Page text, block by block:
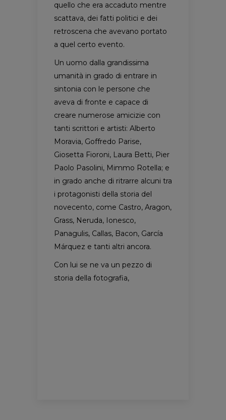
quello che era accaduto mentre
scattava, dei fatti politici e dei
retroscena che avevano portato
a quel certo evento.
Un uomo dalla grandissima
umanità in grado di entrare in
sintonia con le persone che
aveva di fronte e capace di
creare numerose amicizie con
tanti scrittori e artisti: Alberto
Moravia, Goffredo Parise,
Giosetta Fioroni, Laura Betti, Pier
Paolo Pasolini, Mimmo Rotella; e
in grado anche di ritrarre alcuni tra
i protagonisti della storia del
novecento, come Castro, Aragon,
Grass, Neruda, Ionesco,
Panagulis, Callas, Bacon, García
Márquez e tanti altri ancora.
Con lui se ne va un pezzo di
storia della fotografia,